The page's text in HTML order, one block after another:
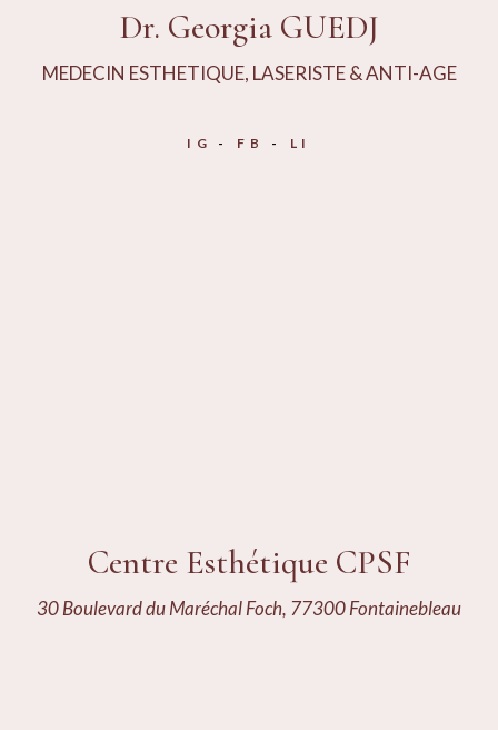
Dr. Georgia GUEDJ
MEDECIN ESTHETIQUE, LASERISTE & ANTI-AGE
IG FB LI
Centre Esthétique CPSF
30 Boulevard du Maréchal Foch, 77300 Fontainebleau